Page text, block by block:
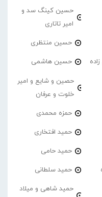
حسین کینگ سد و
امیر تاتاری
حسین منتظری
حسین هاشمی
حصین و شایع و امیر
خلوت و عرفان
حمزه محمدی
حمید افتخاری
حمید حامی
حمید سلطانی
حمید شاهی و میلاد